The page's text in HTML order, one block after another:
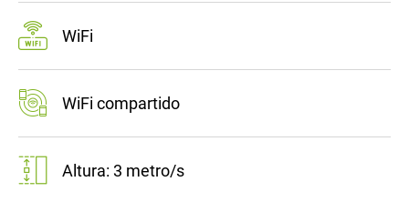
WiFi
WiFi compartido
Altura: 3 metro/s